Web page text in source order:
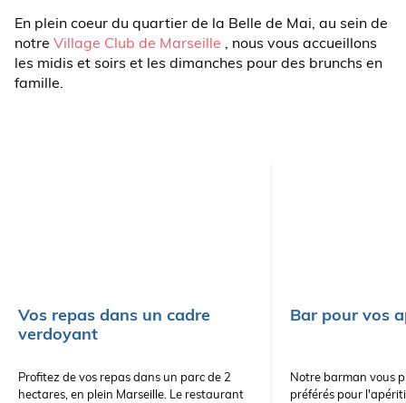
En plein coeur du quartier de la Belle de Mai, au sein de
notre Village Club de Marseille , nous vous accueillons
les midis et soirs et les dimanches pour des brunchs en
famille.
Vos repas dans un cadre
verdoyant
Profitez de vos repas dans un parc de 2
hectares, en plein Marseille. Le restaurant
Bar pour vos
Notre barman vous
préférés pour